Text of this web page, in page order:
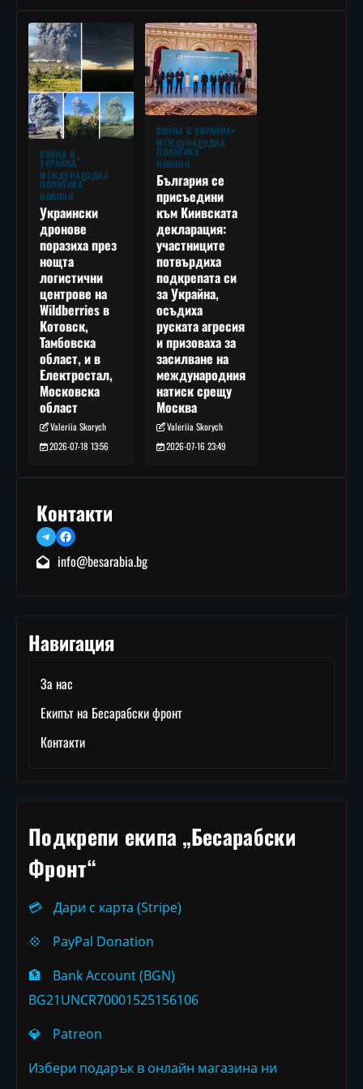
ВОЙНА В
УКРАЙНА
МЕЖДУНАРОДНА
ПОЛИТИКА
НОВИНИ
Украински
дронове
поразиха през
нощта
логистични
центрове на
Wildberries в
Котовск,
Тамбовска
област, и в
Електростал,
Московска
област
Valeriia Skorych
2026-07-18 13:56
ВОЙНА В УКРАЙНА
МЕЖДУНАРОДНА
ПОЛИТИКА
НОВИНИ
България се
присъедини
към Киивската
декларация:
участниците
потвърдиха
подкрепата си
за Украйна,
осъдиха
руската агресия
и призоваха за
засилване на
международния
натиск срещу
Москва
Valeriia Skorych
2026-07-16 23:49
Контакти
TelegramFacebook
info@besarabia.bg
Навигация
За нас
Екипът на Бесарабски фронт
Контакти
Подкрепи екипа „Бесарабски
Фронт“
💳
Дари с карта (Stripe)
💠
PayPal Donation
🏦
Bank Account (BGN)
BG21UNCR70001525156106
💎
Patreon
Избери подарък в онлайн магазина ни